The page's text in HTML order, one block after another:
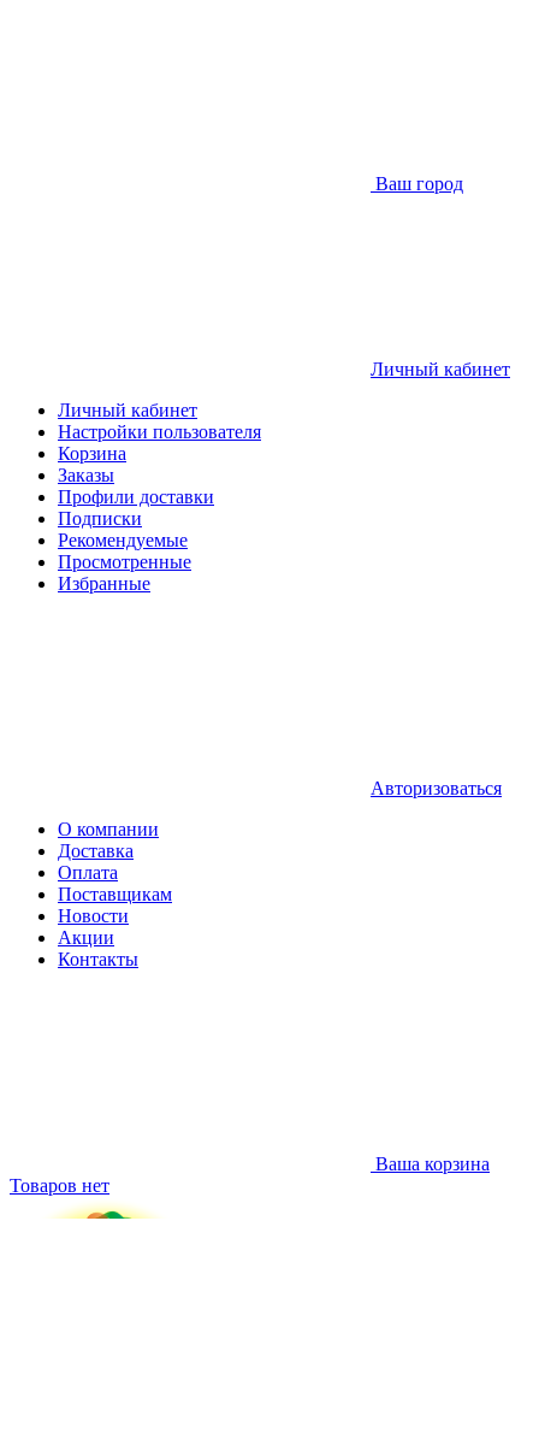
Ваш город
Личный кабинет
Личный кабинет
Настройки пользователя
Корзина
Заказы
Профили доставки
Подписки
Рекомендуемые
Просмотренные
Избранные
Авторизоваться
О компании
Доставка
Оплата
Поставщикам
Новости
Акции
Контакты
Ваша корзина
Товаров нет